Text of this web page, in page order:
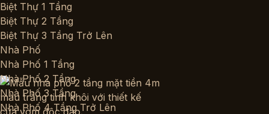
Biệt Thự 1 Tầng
Biệt Thự 2 Tầng
Biệt Thự 3 Tầng Trở Lên
Nhà Phố
Nhà Phố 1 Tầng
Nhà Phố 2 Tầng
Nhà Phố 3 Tầng
Nhà Phố 4 Tầng Trở Lên